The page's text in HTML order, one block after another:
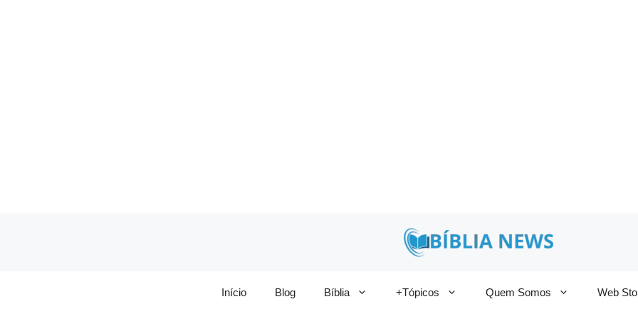
Início Blog Bíblia +Tópicos Quem Somos Web